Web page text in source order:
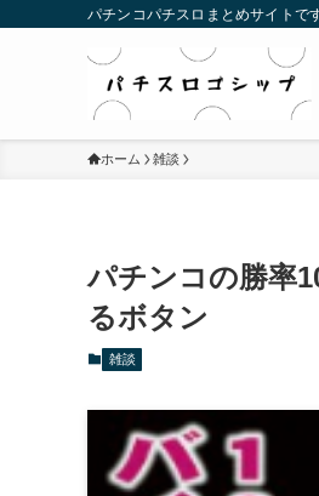
パチンコパチスロまとめサイトで
ホーム 雑談
パチンコの勝率
るボタン
雑談